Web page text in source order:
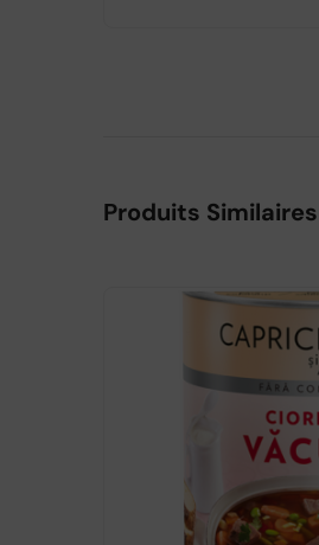
Produits Similaires